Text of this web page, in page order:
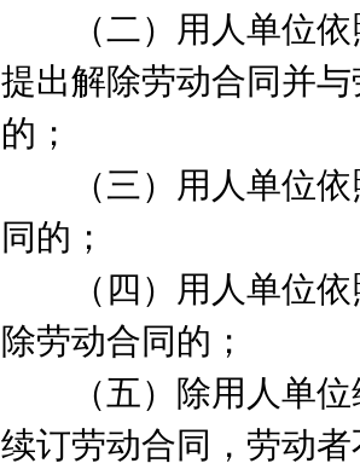
（二）用人单位依
提出解除劳动合同并
的；
（三）用人单位依
同的；
（四）用人单位依
除劳动合同的；
（五）除用人单位
续订劳动合同，劳动